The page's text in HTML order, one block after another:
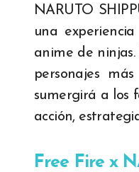
NARUTO
una
anime de
personajes
sumergirá a los
acción,
Free Fire x